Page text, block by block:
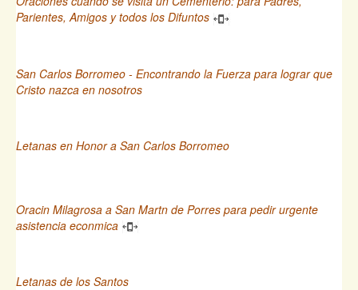
Parientes, Amigos y todos los Difuntos
San Carlos Borromeo - Encontrando la Fuerza para lograr que
Cristo nazca en nosotros
Letanas en Honor a San Carlos Borromeo
Oracin Milagrosa a San Martn de Porres para pedir urgente
asistencia econmica
Letanas de los Santos